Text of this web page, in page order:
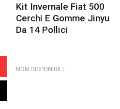
Kit Invernale Fiat 500
Cerchi E Gomme Jinyu
Da 14 Pollici
NON DISPONIBILE